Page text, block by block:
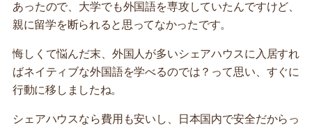
あったので、大学でも外国語を専攻していたんですけど、
親に留学を断られると思ってなかったです。
悔しくて悩んだ末、外国人が多いシェアハウスに入居すれ
ばネイティブな外国語を学べるのでは？って思い、すぐに
行動に移しましたね。
シェアハウスなら費用も安いし、日本国内で安全だからっ